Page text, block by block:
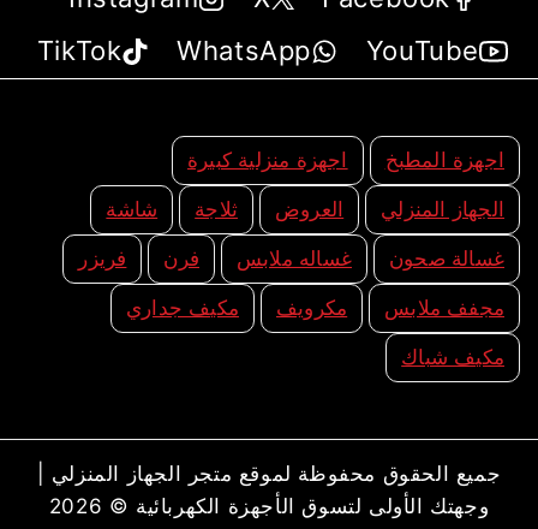
YouTube
WhatsApp
TikTok
اجهزة المطبخ اجهزة منزلية كبيرة
الجهاز المنزلي العروض ثلاجة شاشة
غسالة صحون غساله ملابس فرن فريزر
مجفف ملابس مكرويف مكيف جداري
مكيف شباك
جميع الحقوق محفوظة لموقع متجر الجهاز المنزلي |
وجهتك الأولى لتسوق الأجهزة الكهربائية © 2026